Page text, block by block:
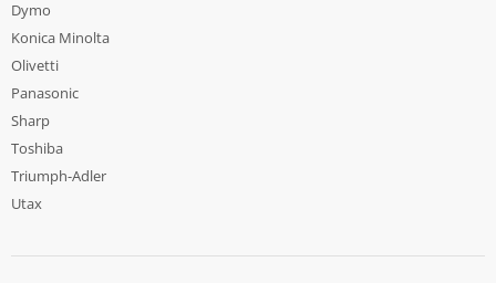
Dymo
Konica Minolta
Olivetti
Panasonic
Sharp
Toshiba
Triumph-Adler
Utax